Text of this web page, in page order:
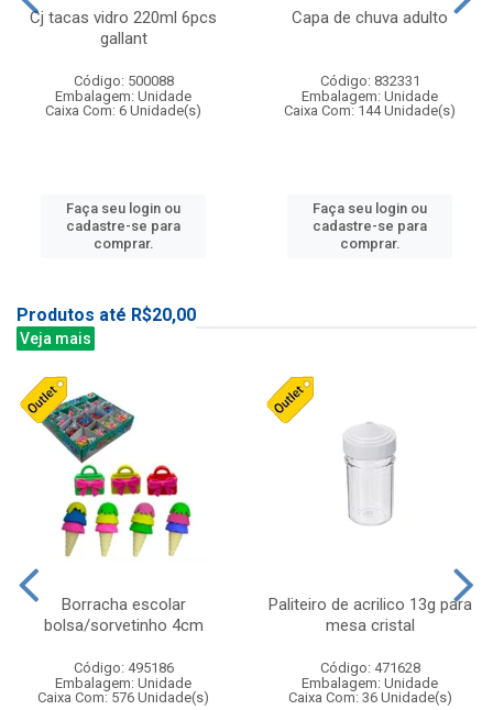
Cj tacas vidro 220ml 6pcs
gallant
Código: 500088
Embalagem: Unidade
Caixa Com: 6 Unidade(s)
Faça seu login ou
cadastre-se para
comprar.
Capa de chuva adulto
Código: 832331
Embalagem: Unidade
Caixa Com: 144 Unidade(s)
Faça seu login ou
cadastre-se para
comprar.
Produtos até R$20,00
Veja mais
Borracha escolar
bolsa/sorvetinho 4cm
Código: 495186
Embalagem: Unidade
Caixa Com: 576 Unidade(s)
Paliteiro de acrilico 13g para
mesa cristal
Código: 471628
Embalagem: Unidade
Caixa Com: 36 Unidade(s)